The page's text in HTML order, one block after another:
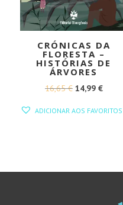
CRÓNICAS DA
FLORESTA –
HISTÓRIAS DE
ÁRVORES
16,65€ O
14,99 €O
ADICIONAR AOS FAVORITOS